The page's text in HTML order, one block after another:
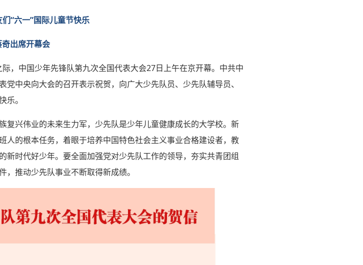
“六一”国际儿童节快乐
奇出席开幕会
，中国少年先锋队第九次全国代表大会27日上午在京开幕。中共中
中央向大会的召开表示祝贺，向广大少先队员、少先队辅导员、
乐。
复兴伟业的未来生力军，少先队是少年儿童健康成长的大学校。新
人的根本任务，着眼于培养中国特色社会主义事业合格建设者，教
时代好少年。要全面加强党对少先队工作的领导，夯实共青团组
推动少先队事业不断取得新成绩。